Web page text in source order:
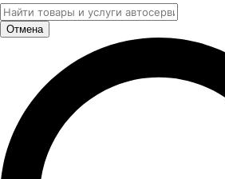
Отмена